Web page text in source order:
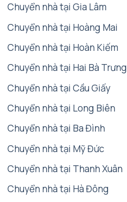
Chuyển nhà tại Gia Lâm
Chuyển nhà tại Hoàng Mai
Chuyển nhà tại Hoàn Kiếm
Chuyển nhà tại Hai Bà Trưng
Chuyển nhà tại Cầu Giấy
Chuyển nhà tại Long Biên
Chuyển nhà tại Ba Đình
Chuyển nhà tại Mỹ Đức
Chuyển nhà tại Thanh Xuân
Chuyển nhà tại Hà Đông